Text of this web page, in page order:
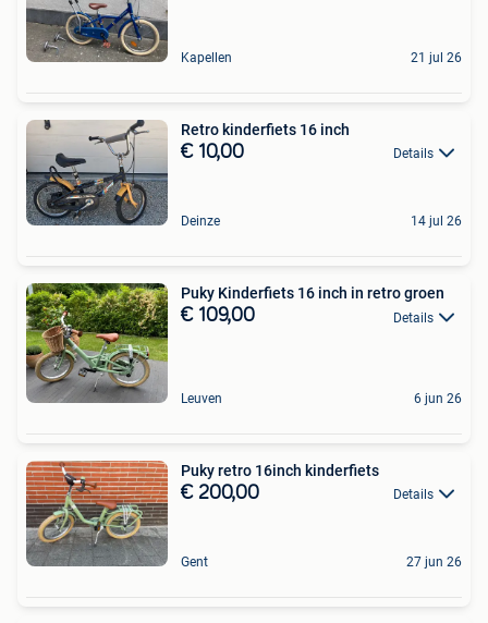
Kapellen 21 jul 26
Retro kinderfiets 16 inch
€ 10,00 Details
Deinze 14 jul 26
Puky Kinderfiets 16 inch in retro groen
€ 109,00 Details
Leuven 6 jun 26
Puky retro 16inch kinderfiets
€ 200,00 Details
Gent 27 jun 26